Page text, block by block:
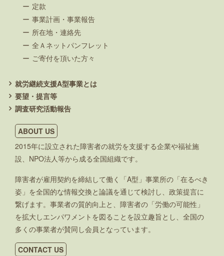
定款
事業計画・事業報告
所在地・連絡先
全Ａネットパンフレット
ご寄付を頂いた方々
就労継続支援A型事業とは
要望・提言等
調査研究活動報告
ABOUT US
2015年に設立された障害者の就労を支援する企業や福祉施
設、NPO法人等から成る全国組織です。
障害者が雇用契約を締結して働く「A型」事業所の「在るべき
姿」を全国的な情報交換と論議を通じて検討し、政策提言に
繋げます。事業者の質的向上と、障害者の「労働の可能性」
を拡大しエンパワメントを図ることを設立趣旨とし、全国の
多くの事業者が賛同し会員となっています。
CONTACT US